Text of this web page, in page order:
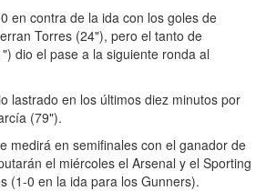
en contra de la ida con los goles de
Torres (24"), pero el tanto de
dio el pase a la siguiente ronda al
lastrado en los últimos diez minutos por
(79").
medirá en semifinales con el ganador de
el miércoles el Arsenal y el Sporting
(1-0 en la ida para los Gunners).